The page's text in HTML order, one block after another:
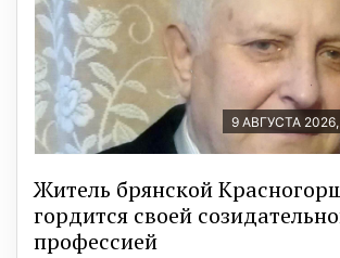
9 АВГУСТА 2026,
Житель брянской
гордится своей
профессией